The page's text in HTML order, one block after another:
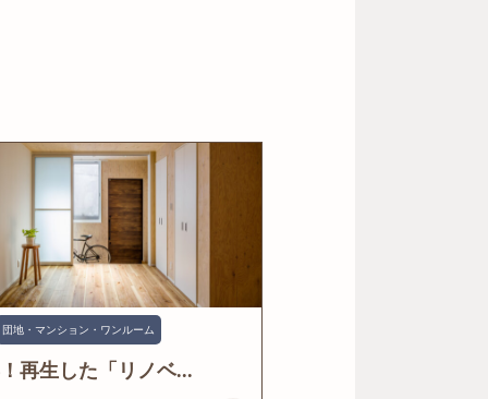
団地・マンション・ワンルーム
再生した「リノベ...